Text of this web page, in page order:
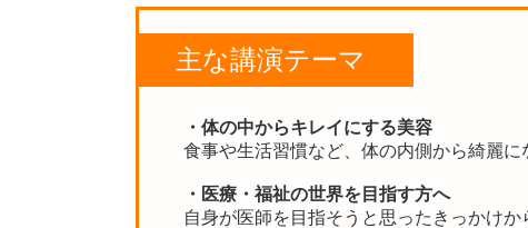
主な講演テーマ
・体の中からキレイにする美容
食事や生活習慣など、体の内側から綺麗に
・医療・福祉の世界を目指す方へ
自身が医師を目指そうと思ったきっかけ